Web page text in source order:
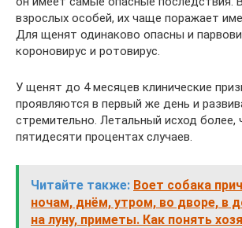
взрослых особей, их чаще поражает
Для щенят одинаково опасны и
короновирус и ротовирус.
У щенят до 4 месяцев клинические
проявляются в первый же день и
стремительно. Летальный исход более,
пятидесяти процентах случаев.
Читайте также: Воет собака
ночам, днём, утром, во дворе, в
на луну, приметы. Как понять